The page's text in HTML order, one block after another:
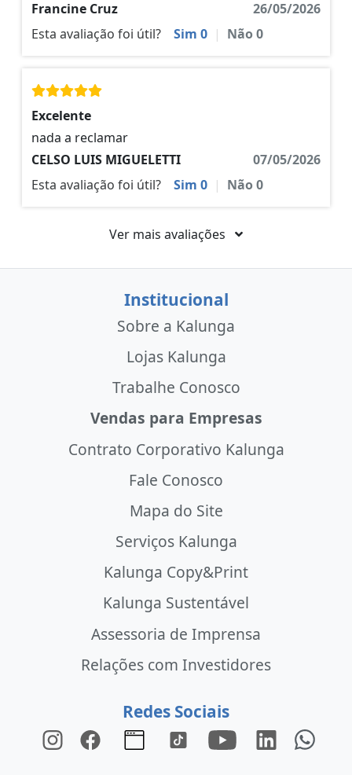
Francine Cruz
26/05/2026
Esta avaliação foi útil?
Sim 0 | Não0
Excelente
nada a reclamar
CELSO LUIS MIGUELETTI
07/05/2026
Esta avaliação foi útil?
Sim 0 | Não0
Ver mais avaliações
Institucional
Sobre a Kalunga
Lojas Kalunga
Trabalhe Conosco
Vendas para Empresas
Contrato Corporativo Kalunga
Fale Conosco
Mapa do Site
Serviços Kalunga
Kalunga Copy&Print
Kalunga Sustentável
Assessoria de Imprensa
Relações com Investidores
Redes Sociais